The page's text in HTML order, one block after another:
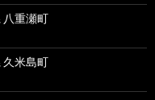
八重瀬町
久米島町